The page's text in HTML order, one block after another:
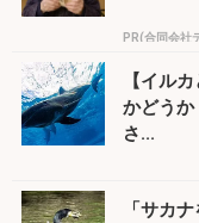
PR(合同会社
【イル
かどう
さ...
「サカ